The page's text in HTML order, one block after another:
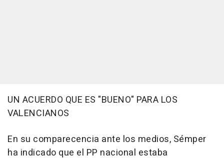
UN ACUERDO QUE ES "BUENO" PARA LOS
VALENCIANOS
En su comparecencia ante los medios, Sémper
ha indicado que el PP nacional estaba